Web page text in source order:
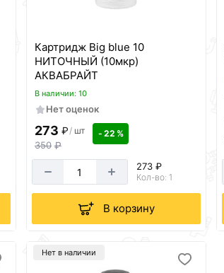
Картридж Big blue 10
НИТОЧНЫЙ (10мкр)
АКВАБРАЙТ
В наличии: 10
Нет оценок
273 ₽/ шт
350 ₽
- 22 %
273 ₽
Кол-во: 1
В корзину
Нет в наличии